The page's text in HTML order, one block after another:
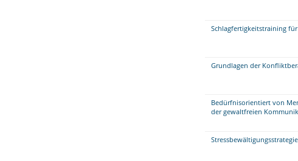
Schlagfertigkeitstraining
Grundlagen der
Bedürfnisorientiert von
der gewaltfreien